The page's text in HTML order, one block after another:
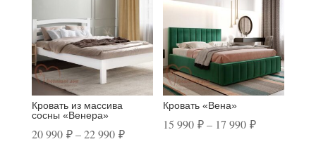
Кровать из массива
сосны «Венера»
20 990 ₽ – 22 990 ₽Диапазон
Кровать «Вена»
15 990₽– 17 990₽Диапазон